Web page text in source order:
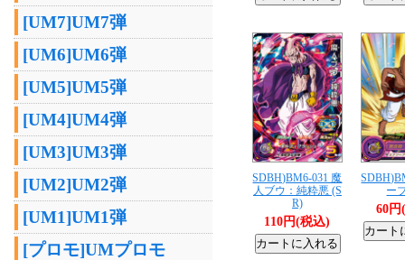
[UM7]UM7弾
[UM6]UM6弾
[UM5]UM5弾
[UM4]UM4弾
[UM3]UM3弾
[UM2]UM2弾
[UM1]UM1弾
[プロモ]UMプロモ
SDBH)BM6-031 魔
人ブウ：純粋悪 (S
R)
110円(税込)
ー
60円